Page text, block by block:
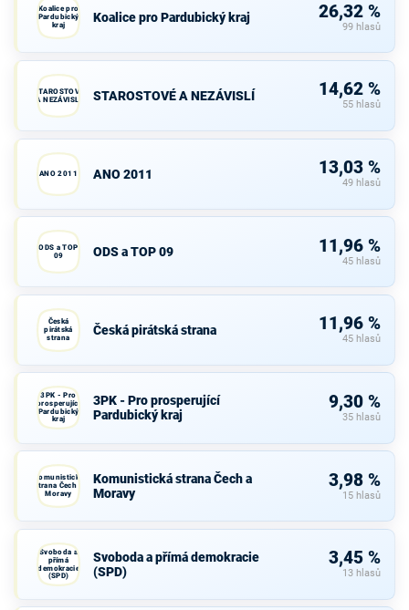
Koalice pro
Pardubický
kraj
Koalice pro Pardubický kraj 26,32 %
99 hlasů
STAROSTOVÉ
A NEZÁVISLÍ
STAROSTOVÉ A NEZÁVISLÍ 14,62 %
55 hlasů
ANO 2011 ANO 2011 13,03 %
49 hlasů
ODS a TOP
09
ODS a TOP 09 11,96 %
45 hlasů
Česká
pirátská
strana
Česká pirátská strana 11,96 %
45 hlasů
3PK - Pro
prosperující
Pardubický
kraj
3PK - Pro prosperující
Pardubický kraj
9,30 %
35 hlasů
Komunistická
strana Čech a
Moravy
Komunistická strana Čech a
Moravy
3,98 %
15 hlasů
Svoboda a
přímá
demokracie
(SPD)
Svoboda a přímá demokracie
(SPD)
3,45 %
13 hlasů